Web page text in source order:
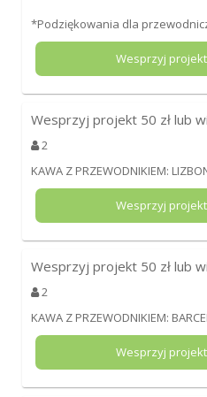
*Podziękowania dla
Wesprzyj
Wesprzyj projekt 50 zł lub
2
KAWA Z PRZEWODNIKIEM:
Wesprzyj
Wesprzyj projekt 50 zł lub
2
KAWA Z PRZEWODNIKIEM:
Wesprzyj